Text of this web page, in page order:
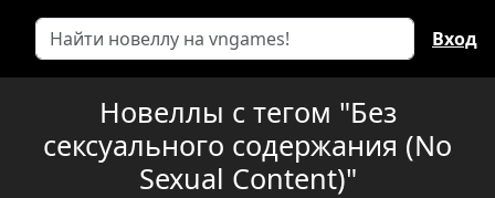
Вход
Новеллы с тегом "Без
сексуального содержания (No
Sexual Content)"